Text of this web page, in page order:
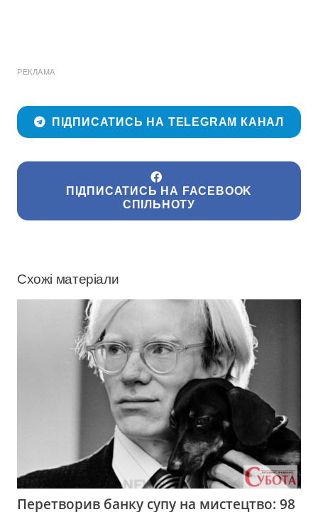
РЕКЛАМА
ПІДПИСАТИСЬ НА TELEGRAM КАНАЛ
ПІДПИСАТИСЬ НА FACEBOOK
СПІЛЬНОТУ
Схожі матеріали
Перетворив банку супу на мистецтво: 98